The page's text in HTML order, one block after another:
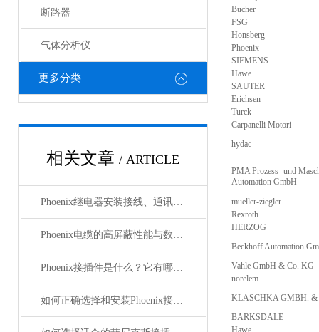
断路器
气体分析仪
更多分类
相关文章 / ARTICLE
Phoenix继电器安装接线、通讯集成与故障诊断指南
Phoenix电缆的高屏蔽性能与数据传输优势
Phoenix接插件是什么？它有哪些应用？
如何正确选择和安装Phoenix接插件以确保其性能？
Bucher
FSG
Honsberg
Phoenix
SIEMENS
Hawe
SAUTER
Erichsen
Turck
Carpanelli Motori
hydac
PMA Prozess- und
Automation GmbH
mueller-ziegler
Rexroth
HERZOG
Beckhoff Automation
Vahle GmbH & Co. KG
norelem
KLASCHKA GMBH. &
BARKSDALE
Hawe